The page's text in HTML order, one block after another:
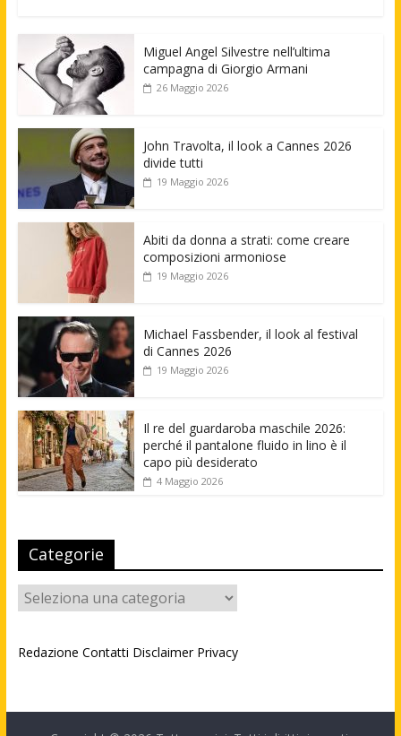
Miguel Angel Silvestre nell’ultima
campagna di Giorgio Armani
26 Maggio 2026
John Travolta, il look a Cannes 2026
divide tutti
19 Maggio 2026
Abiti da donna a strati: come creare
composizioni armoniose
19 Maggio 2026
Michael Fassbender, il look al festival
di Cannes 2026
19 Maggio 2026
Il re del guardaroba maschile 2026:
perché il pantalone fluido in lino è il
capo più desiderato
4 Maggio 2026
Categorie
Categorie
Redazione Contatti Disclaimer Privacy